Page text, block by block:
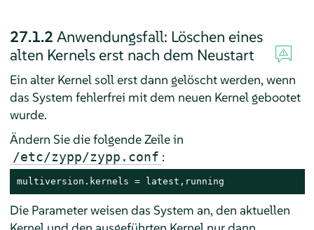
27.1.2 Anwendungsfall: Löschen eines
alten Kernels erst nach dem Neustart
Ein alter Kernel soll erst dann gelöscht werden, wenn
das System fehlerfrei mit dem neuen Kernel gebootet
wurde.
Ändern Sie die folgende Zeile in
/etc/zypp/zypp.conf :
multiversion.kernels = latest,running
Die Parameter weisen das System an, den aktuellen